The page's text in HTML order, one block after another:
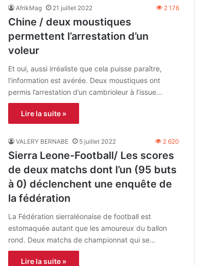
AfrikMag 21 juillet 2022 2 176
Chine / deux moustiques
permettent l’arrestation d’un
voleur
Et oui, aussi irréaliste que cela puisse paraître,
l’information est avérée. Deux moustiques ont
permis l’arrestation d’un cambrioleur à l’issue…
Lire la suite »
VALERY BERNABE 5 juillet 2022 2 620
Sierra Leone-Football/ Les scores
de deux matchs dont l’un (95 buts
à 0) déclenchent une enquête de
la fédération
La Fédération sierraléonaise de football est
estomaquée autant que les amoureux du ballon
rond. Deux matchs de championnat qui se…
Lire la suite »